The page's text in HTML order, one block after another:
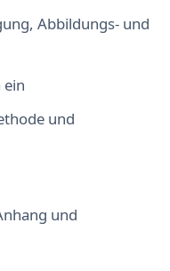
Abbildungs- und
ein
und
und